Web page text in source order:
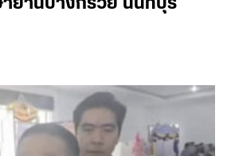
าย่านบางกรวย นนทบุรี